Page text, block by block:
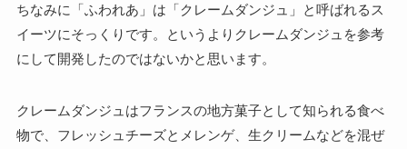
ちなみに「ふわれあ」は「クレームダンジュ」と呼ばれるス
イーツにそっくりです。というよりクレームダンジュを参考
にして開発したのではないかと思います。
クレームダンジュはフランスの地方菓子として知られる食べ
物で、フレッシュチーズとメレンゲ、生クリームなどを混ぜ